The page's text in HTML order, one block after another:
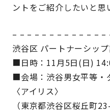
ントをご紹介したいと思
– – – – – – – – – – – – –
渋谷区 パートナーシッ
■日時：11月5日(日)
■会場：渋谷男女平等・
〈アイリス〉
（東京都渋谷区桜丘町